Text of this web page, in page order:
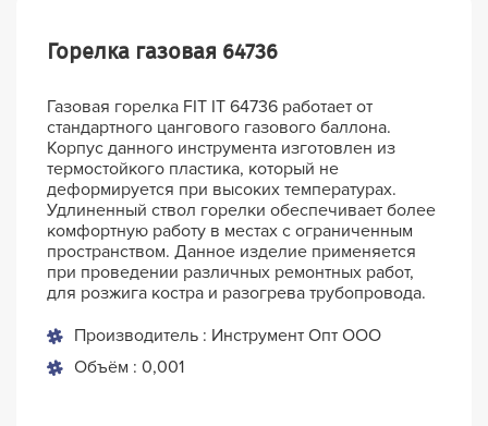
Горелка газовая 64736
Газовая горелка FIT IT 64736 работает от
стандартного цангового газового баллона.
Корпус данного инструмента изготовлен из
термостойкого пластика, который не
деформируется при высоких температурах.
Удлиненный ствол горелки обеспечивает более
комфортную работу в местах с ограниченным
пространством. Данное изделие применяется
при проведении различных ремонтных работ,
для розжига костра и разогрева трубопровода.
Производитель : Инструмент Опт ООО
Объём : 0,001